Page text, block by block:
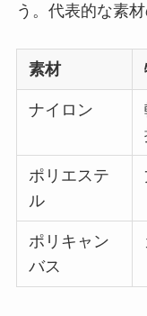
う。代表的な素
素材
ナイロン
ポリエステ
ル
ポリキャン
バス